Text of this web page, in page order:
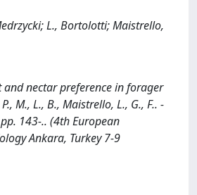
L., Bortolotti; Maistrello,
nectar preference in forager
M., L., B., Maistrello, L., G., F.. -
pp. 143-.. (4th European
Ankara, Turkey 7-9